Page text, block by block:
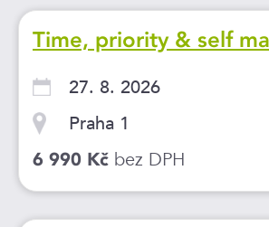
Time, priority & self
27. 8. 2026
Praha 1
6 990 Kč bez DPH